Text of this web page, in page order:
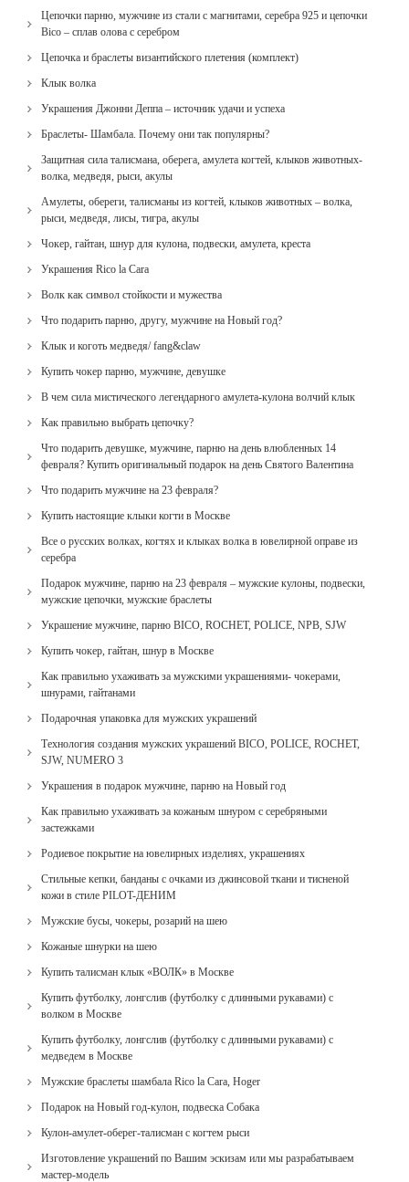
Цепочки парню, мужчине из стали с магнитами, серебра 925 и цепочки
Bico – сплав олова с серебром
Цепочка и браслеты византийского плетения (комплект)
Клык волка
Украшения Джонни Деппа – источник удачи и успеха
Браслеты- Шамбала. Почему они так популярны?
Защитная сила талисмана, оберега, амулета когтей, клыков животных-
волка, медведя, рыси, акулы
Амулеты, обереги, талисманы из когтей, клыков животных – волка,
рыси, медведя, лисы, тигра, акулы
Чокер, гайтан, шнур для кулона, подвески, амулета, креста
Украшения Rico la Cara
Волк как символ стойкости и мужества
Что подарить парню, другу, мужчине на Новый год?
Клык и коготь медведя/ fang&claw
Купить чокер парню, мужчине, девушке
В чем сила мистического легендарного амулета-кулона волчий клык
Как правильно выбрать цепочку?
Что подарить девушке, мужчине, парню на день влюбленных 14
февраля? Купить оригинальный подарок на день Святого Валентина
Что подарить мужчине на 23 февраля?
Купить настоящие клыки когти в Москве
Все о русских волках, когтях и клыках волка в ювелирной оправе из
серебра
Подарок мужчине, парню на 23 февраля – мужские кулоны, подвески,
мужские цепочки, мужские браслеты
Украшение мужчине, парню BICO, ROCHET, POLICE, NPB, SJW
Купить чокер, гайтан, шнур в Москве
Как правильно ухаживать за мужскими украшениями- чокерами,
шнурами, гайтанами
Подарочная упаковка для мужских украшений
Технология создания мужских украшений BICO, POLICE, ROCHET,
SJW, NUMERO 3
Украшения в подарок мужчине, парню на Новый год
Как правильно ухаживать за кожаным шнуром с серебряными
застежками
Родиевое покрытие на ювелирных изделиях, украшениях
Стильные кепки, банданы с очками из джинсовой ткани и тисненой
кожи в стиле PILOT-ДЕНИМ
Мужские бусы, чокеры, розарий на шею
Кожаные шнурки на шею
Купить талисман клык «ВОЛК» в Москве
Купить футболку, лонгслив (футболку с длинными рукавами) с
волком в Москве
Купить футболку, лонгслив (футболку с длинными рукавами) с
медведем в Москве
Мужские браслеты шамбала Rico la Cara, Hoger
Подарок на Новый год-кулон, подвеска Собака
Кулон-амулет-оберег-талисман с когтем рыси
Изготовление украшений по Вашим эскизам или мы разрабатываем
мастер-модель